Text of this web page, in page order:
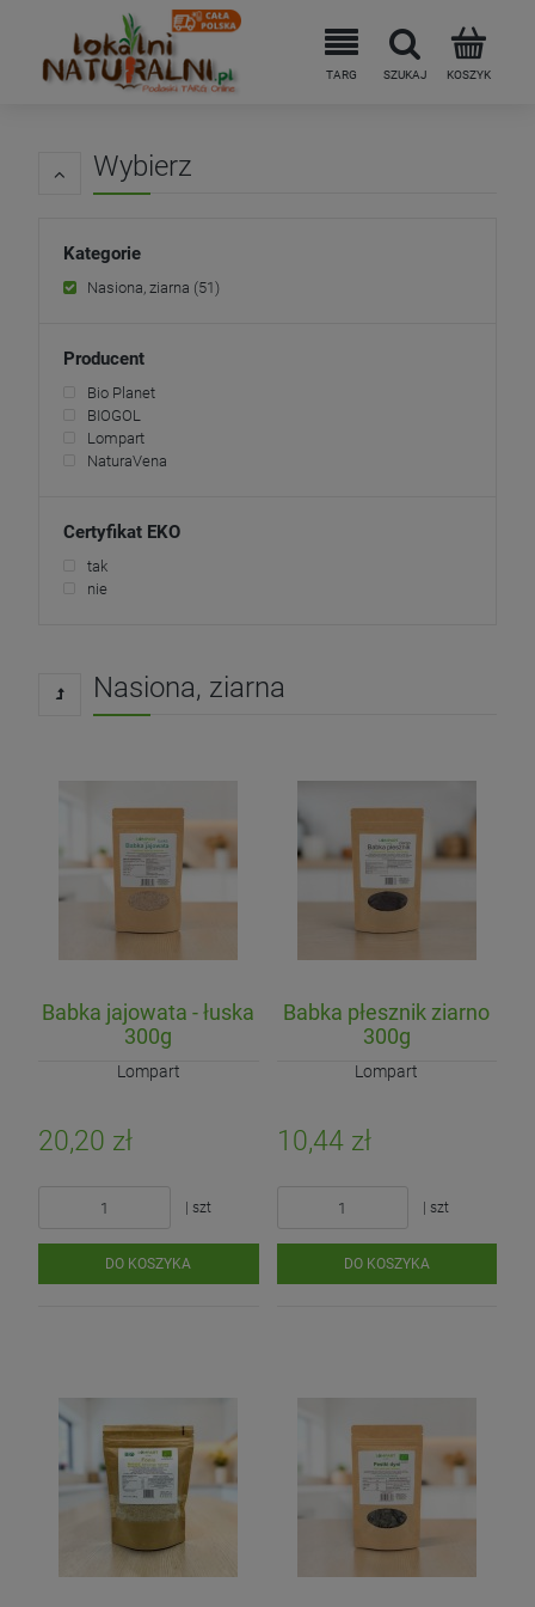
Wybierz
Kategorie
Nasiona, ziarna (51)
Producent
Bio Planet
BIOGOL
Lompart
NaturaVena
Certyfikat EKO
tak
nie
Nasiona, ziarna
Babka jajowata - łuska
300g
Lompart
20,20 zł
| szt
DO KOSZYKA
Babka płesznik ziarno
300g
Lompart
10,44 zł
| szt
DO KOSZYKA